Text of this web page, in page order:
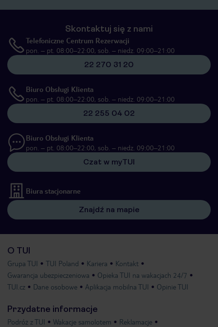
Skontaktuj się z nami
Telefoniczne Centrum Rezerwacji
pon. – pt. 08:00–22:00, sob. – niedz. 09:00–21:00
22 270 31 20
Biuro Obsługi Klienta
pon. – pt. 08:00–22:00, sob. – niedz. 09:00–21:00
22 255 04 02
Biuro Obsługi Klienta
pon. – pt. 08:00–22:00, sob. – niedz. 09:00–21:00
Czat w myTUI
Biura stacjonarne
Znajdź na mapie
O TUI
Grupa TUI TUI Poland Kariera
Kontakt
Gwarancja ubezpieczeniowa
Opieka TUI na wakacjach 24/7
TUI.cz
Dane osobowe Aplikacja mobilna TUI Opinie TUI
Przydatne informacje
Podróż z TUI Wakacje samolotem Reklamacje